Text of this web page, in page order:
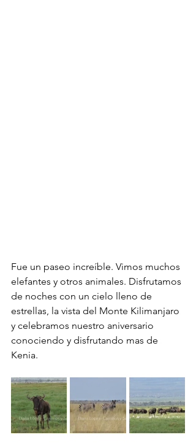
Fue un paseo increíble. Vimos muchos
elefantes y otros animales. Disfrutamos
de noches con un cielo lleno de
estrellas, la vista del Monte Kilimanjaro
y celebramos nuestro aniversario
conociendo y disfrutando mas de
Kenia.